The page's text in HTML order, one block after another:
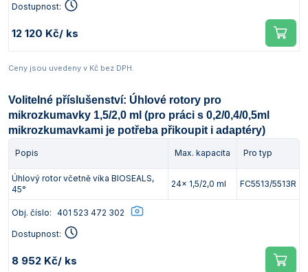
Dostupnost:
12 120 Kč/ ks
Ceny jsou uvedeny v Kč bez DPH.
Volitelné příslušenství: Úhlové rotory pro
mikrozkumavky 1,5/2,0 ml (pro práci s 0,2/0,4/0,5ml
mikrozkumavkami je potřeba přikoupit i adaptéry)
Popis Max. kapacita Pro typ
Úhlový rotor včetně víka BIOSEALS,
45°
24x 1,5/2,0 ml FC5513/5513R
Obj. číslo: 401 523 472 302
Dostupnost:
8 952 Kč/ ks